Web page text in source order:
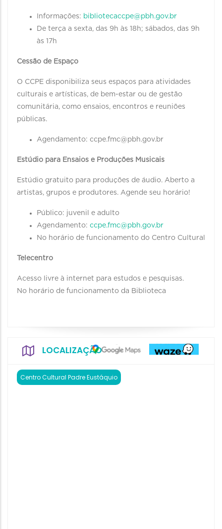
Informações: bibliotecaccpe@pbh.gov.br
De terça a sexta, das 9h às 18h; sábados, das 9h
às 17h
Cessão de Espaço
O CCPE disponibiliza seus espaços para atividades
culturais e artísticas, de bem-estar ou de gestão
comunitária, como ensaios, encontros e reuniões
públicas.
Agendamento: ccpe.fmc@pbh.gov.br
Estúdio para Ensaios e Produções Musicais
Estúdio gratuito para produções de áudio. Aberto a
artistas, grupos e produtores. Agende seu horário!
Público: juvenil e adulto
Agendamento: ccpe.fmc@pbh.gov.br
No horário de funcionamento do Centro Cultural
Telecentro
Acesso livre à internet para estudos e pesquisas.
No horário de funcionamento da Biblioteca
LOCALIZAÇÃO
Centro Cultural Padre Eustáquio